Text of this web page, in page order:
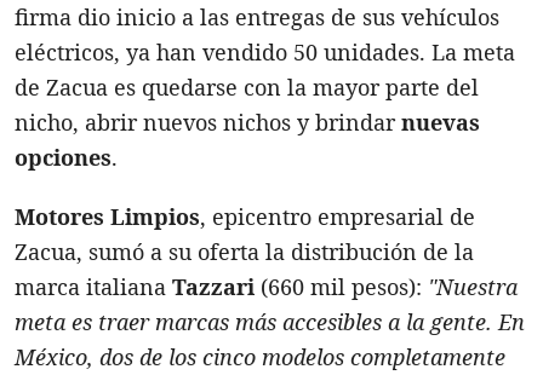
firma dio inicio a las entregas de sus vehículos
eléctricos, ya han vendido 50 unidades. La meta
de Zacua es quedarse con la mayor parte del
nicho, abrir nuevos nichos y brindarnuevas
opciones.
Motores Limpios, epicentro empresarial de
Zacua, sumó a su oferta la distribución de la
marca italiana Tazzari (660 mil pesos): "Nuestra
meta es traer marcas más accesibles a la gente. En
México, dos de los cinco modelos completamente